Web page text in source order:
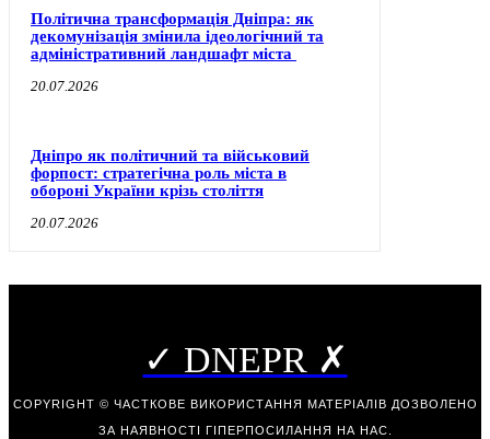
Політична трансформація Дніпра: як
декомунізація змінила ідеологічний та
адміністративний ландшафт міста
20.07.2026
Дніпро як політичний та військовий
форпост: стратегічна роль міста в
обороні України крізь століття
20.07.2026
✓ DNEPR ✗
COPYRIGHT © ЧАСТКОВЕ ВИКОРИСТАННЯ МАТЕРІАЛІВ ДОЗВОЛЕНО
ЗА НАЯВНОСТІ ГІПЕРПОСИЛАННЯ НА НАС.